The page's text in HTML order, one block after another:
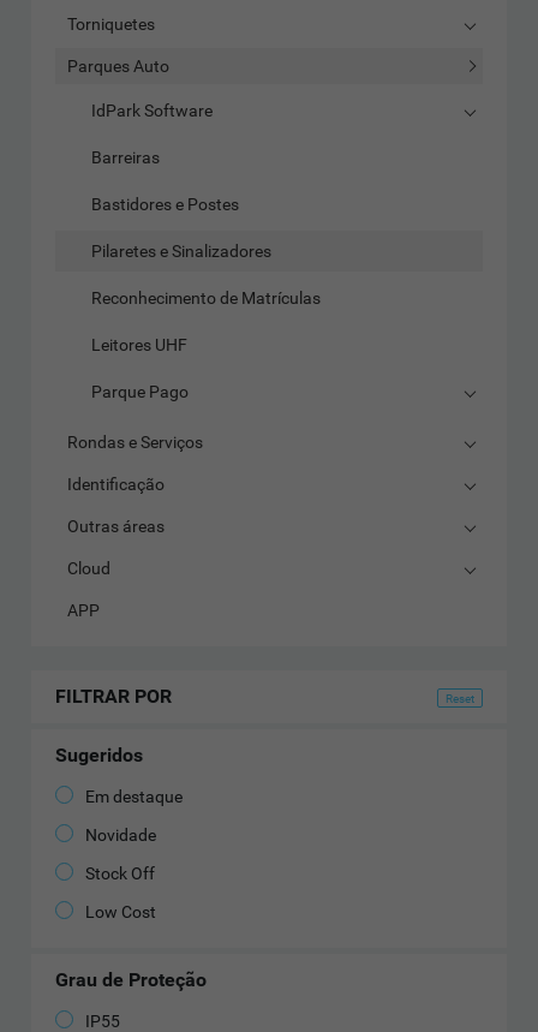
Torniquetes
Parques Auto
IdPark Software
Barreiras
Bastidores e Postes
Pilaretes e Sinalizadores
Reconhecimento de Matrículas
Leitores UHF
Parque Pago
Rondas e Serviços
Identificação
Outras áreas
Cloud
APP
FILTRAR POR
Sugeridos
Em destaque
Novidade
Stock Off
Low Cost
Grau de Proteção
IP55